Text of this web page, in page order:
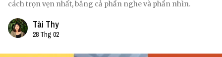
cách trọn vẹn nhất, bằng cả phần nghe và phần nhìn.
Tài Thy
28 Thg 02